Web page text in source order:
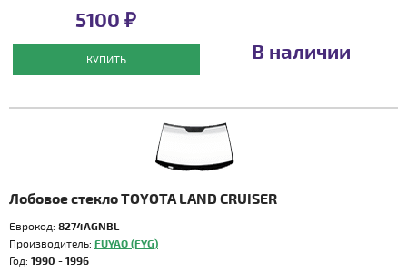
5100 ₽
КУПИТЬ В наличии
Лобовое стекло TOYOTA LAND CRUISER
Еврокод: 8274AGNBL
Производитель: FUYAO (FYG)
Год: 1990 - 1996